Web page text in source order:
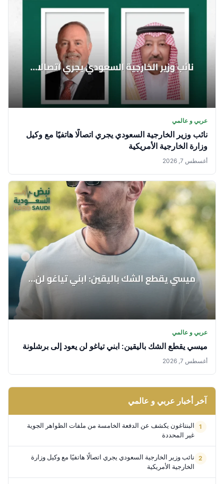
عربي و عالمي
نائب وزير الخارجية السعودي يجري اتصالًا هاتفيًا مع وكيل
وزارة الخارجية الأمريكية
أغسطس 7, 2026
عربي و عالمي
ميسي يقطع الشك باليقين: ابني تياغو لن يعود إلى برشلونة
أغسطس 7, 2026
آخر أخبار عربي و عالمي
البنتاغون يكشف عن الدفعة الخامسة من ملفات الظواهر الجوية
غير المحددة
نائب وزير الخارجية السعودي يجري اتصالًا هاتفيًا مع وكيل وزارة
الخارجية الأمريكية